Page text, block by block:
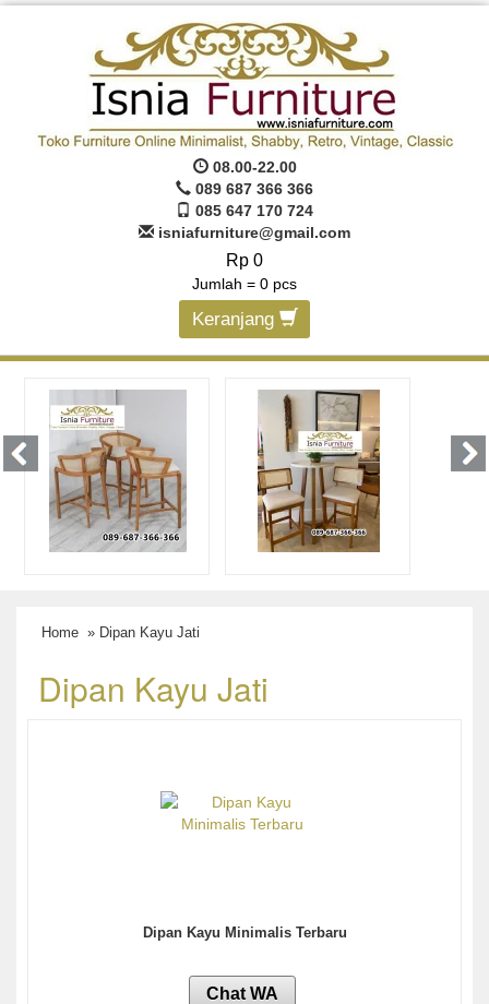
08.00-22.00
089 687 366 366
085 647 170 724
isniafurniture@gmail.com
Rp 0
Jumlah = 0 pcs
Keranjang
Home » Dipan Kayu Jati
Dipan Kayu Jati
Dipan Kayu Minimalis Terbaru
Chat WA